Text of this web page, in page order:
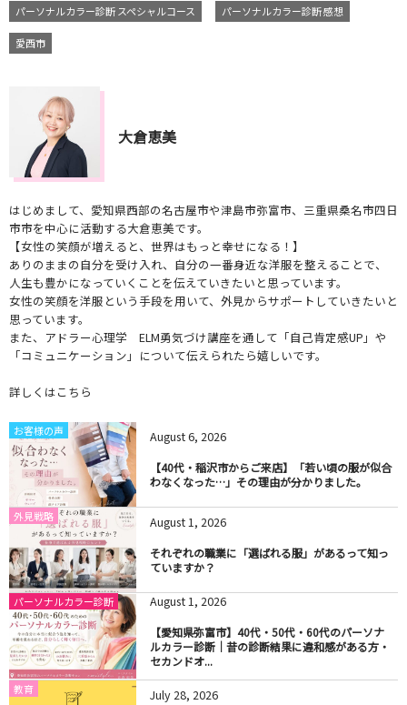
パーソナルカラー診断 スペシャルコース パーソナルカラー診断 感想
愛西市
大倉恵美
はじめまして、愛知県西部の名古屋市や津島市弥富市、三重県桑名市四日
市市を中心に活動する大倉恵美です。
【女性の笑顔が増えると、世界はもっと幸せになる！】
ありのままの自分を受け入れ、自分の一番身近な洋服を整えることで、
人生も豊かになっていくことを伝えていきたいと思っています。
女性の笑顔を洋服という手段を用いて、外見からサポートしていきたいと
思っています。
また、アドラー心理学 ELM勇気づけ講座を通して「自己肯定感UP」や
「コミュニケーション」について伝えられたら嬉しいです。
詳しくはこちら
お客様の声 August6, 2026
【40代・稲沢市からご来店】「若い頃の服が似合
わなくなった…」その理由が分かりました。
外見戦略 August1, 2026
それぞれの職業に「選ばれる服」があるって知っ
ていますか？
パーソナルカラー診断 August1, 2026
【愛知県弥富市】40代・50代・60代のパーソナ
ルカラー診断｜昔の診断結果に違和感がある方・
セカンドオ...
教育 July28, 2026